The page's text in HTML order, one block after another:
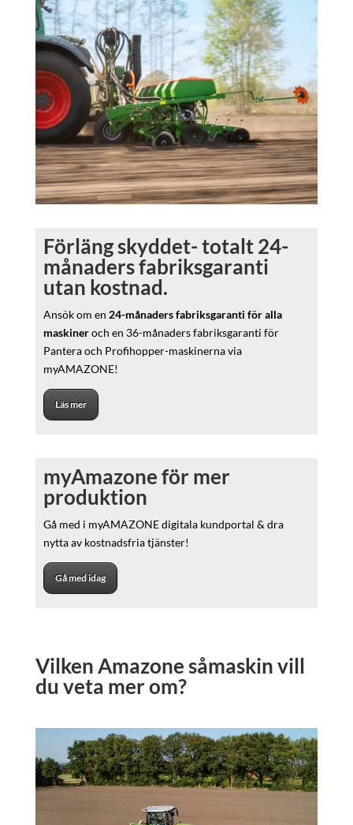
Förläng skyddet- totalt 24-
månaders fabriksgaranti
utan kostnad.
Ansök om en 24-månaders fabriksgaranti för alla
maskineroch en 36-månaders fabriksgaranti för
Pantera och Profihopper-maskinerna via
myAMAZONE!
Läs mer
myAmazone för mer
produktion
Gå med i myAMAZONE digitala kundportal & dra
nytta av kostnadsfria tjänster!
Gå med idag
Vilken Amazone såmaskin vill
du veta mer om?